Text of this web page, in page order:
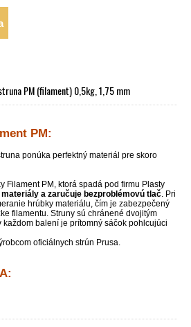
PM (filament) 0,5kg, 1,75 mm
PM:
ponúka perfektný materiál pre skoro
Filament PM, ktorá spadá pod firmu Plasty
materiály a zaručuje bezproblémovú tlač. Pri
hrúbky materiálu, čím je zabezpečený
filamentu. Struny sú chránené dvojitým
balení je prítomný sáčok pohlcujúci
oficiálnych strún Prusa.